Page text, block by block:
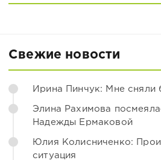
Свежие новости
Ирина Пинчук: Мне сняли
Элина Рахимова
Надежды Ермаковой
Юлия Колисниченко:
ситуация